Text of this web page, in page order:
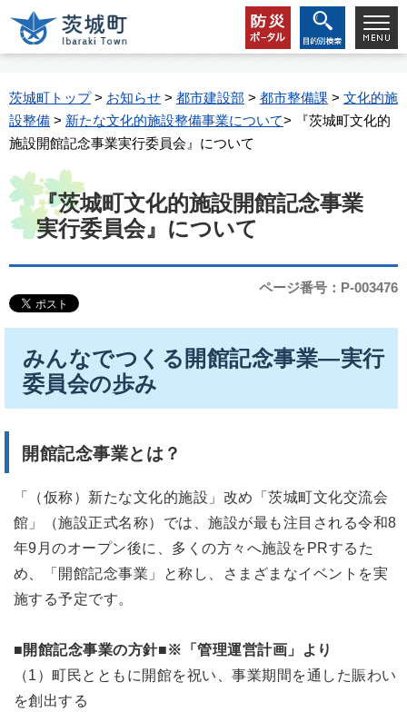
茨城町トップ> お知らせ > 都市建設部 > 都市整備課 > 文化的施
設整備 > 新たな文化的施設整備事業について> 『茨城町文化的
施設開館記念事業実行委員会』について
『茨城町文化的施設開館記念事業
実行委員会』について
ページ番号：P-003476
みんなでつくる開館記念事業―実行
委員会の歩み
開館記念事業とは？
「（仮称）新たな文化的施設」改め「茨城町文化交流会
館」（施設正式名称）では、施設が最も注目される令和8
年9月のオープン後に、多くの方々へ施設をPRするた
め、「開館記念事業」と称し、さまざまなイベントを実
施する予定です。
■開館記念事業の方針■※「管理運営計画」より
（1）町民とともに開館を祝い、事業期間を通した賑わい
を創出する